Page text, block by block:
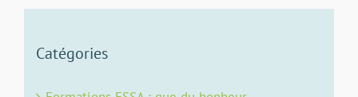
Catégories